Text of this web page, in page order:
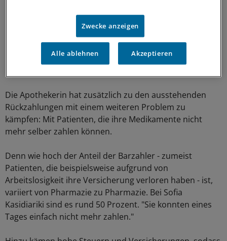
Nicht jedoch in den Apotheken: Hier sieht kaum jemand
Besserung in naher Zukunft. "Bis es für uns auch wieder
bergauf geht, können sicher noch Jahre vergehen",
Die Apothekerin hat zusätzlich zu den ausstehenden
Rückzahlungen mit einem weiteren Problem zu
kämpfen: Mit Patienten, die ihre Medikamente nicht
mehr selber zahlen können.
Denn wie hoch der Anteil der Barzahler - zumeist
Patienten, die beispielsweise aufgrund von
Arbeitslosigkeit ihre Versicherung verloren haben - ist,
variiert von Pharmazie zu Pharmazie. Bei Sofia
Kasidiariki sind es rund 50 Prozent. "Sie konnten eines
Tages einfach nicht mehr zahlen."
Zwecke anzeigen
Alle ablehnen Akzeptieren